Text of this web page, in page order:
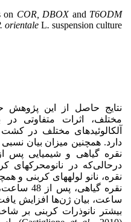
on COR, DBOX and T6ODM
orientale L. suspension culture.
نتایج حاصل از این پژوهش
مختلف، اثرات متفاوتی
آلکالوئیدهای مختلف در
دارد. همچنین میزان بیان
درحالی‌که در نانومحرک­های
نقره، نانو لوله­های کربنی و
ساعت، بیان ژن‌ها افزایش
بیشتر نانوذرات کربنی بر